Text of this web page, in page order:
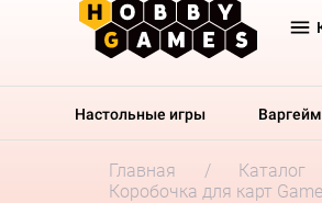
Настольные игры
Главная Каталог
Коробочка для карт